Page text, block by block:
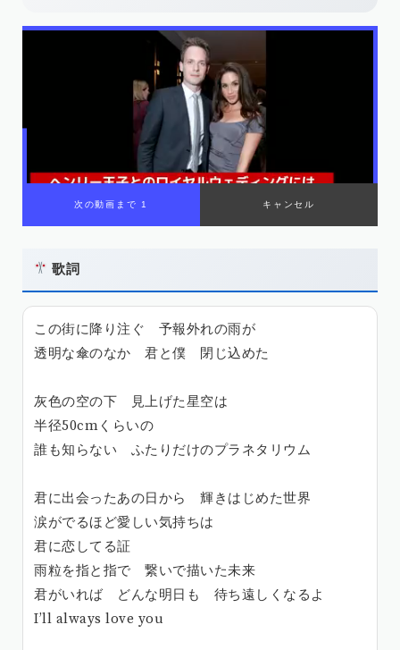
歌詞
この街に降り注ぐ 予報外れの雨が
透明な傘のなか 君と僕 閉じ込めた
灰色の空の下 見上げた星空は
半径50cmくらいの
誰も知らない ふたりだけのプラネタリウム
君に出会ったあの日から 輝きはじめた世界
涙がでるほど愛しい気持ちは
君に恋してる証
雨粒を指と指で 繋いで描いた未来
君がいれば どんな明日も 待ち遠しくなるよ
I’ll always love you